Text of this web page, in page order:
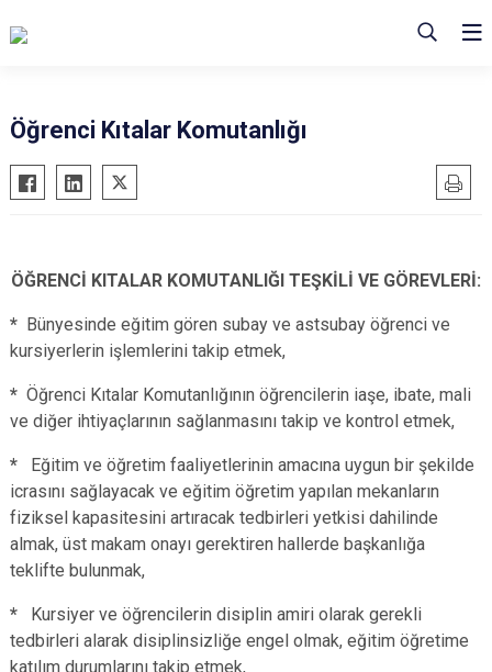
Öğrenci Kıtalar Komutanlığı
ÖĞRENCİ KITALAR KOMUTANLIĞI TEŞKİLİ VE GÖREVLERİ:
* Bünyesinde eğitim gören subay ve astsubay öğrenci ve
kursiyerlerin işlemlerini takip etmek,
* Öğrenci Kıtalar Komutanlığının öğrencilerin iaşe, ibate, mali
ve diğer ihtiyaçlarının sağlanmasını takip ve kontrol etmek,
* Eğitim ve öğretim faaliyetlerinin amacına uygun bir şekilde
icrasını sağlayacak ve eğitim öğretim yapılan mekanların
fiziksel kapasitesini artıracak tedbirleri yetkisi dahilinde
almak, üst makam onayı gerektiren hallerde başkanlığa
teklifte bulunmak,
* Kursiyer ve öğrencilerin disiplin amiri olarak gerekli
tedbirleri alarak disiplinsizliğe engel olmak, eğitim öğretime
katılım durumlarını takip etmek,